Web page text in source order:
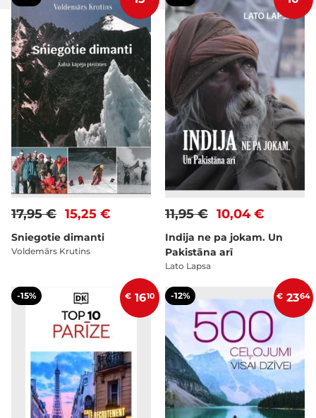
15,25 €
17,95 €
Sniegotie dimanti
Voldemārs Krutins
10,04 €
11,95 €
Indija ne pa jokam. Un
Pakistāna arī
Lato Lapsa
-15% € 1610 -12% € 2364